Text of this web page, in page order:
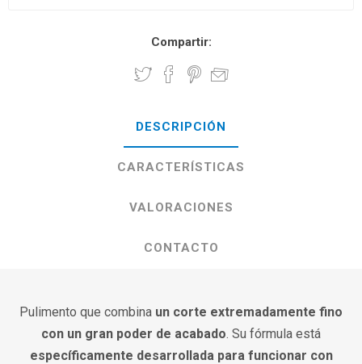
Compartir:
DESCRIPCIÓN
CARACTERÍSTICAS
VALORACIONES
CONTACTO
Pulimento que combina un corte extremadamente fino
con un gran poder de acabado. Su fórmula está
específicamente desarrollada para funcionar con